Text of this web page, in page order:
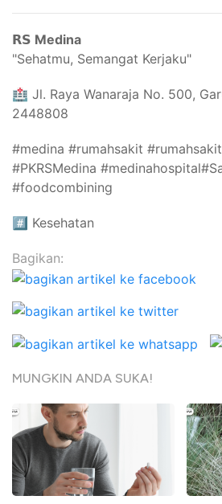
𝗥𝗦 Medina
"Sehatmu, Semangat Kerjaku"⁣⁣
🏥 Jl. Raya Wanaraja No. 500,
2448808
#medina #rumahsakit
#PKRSMedina
#foodcombining
#️⃣ Kesehatan
Bagikan:
MUNGKIN ANDA SUKA!